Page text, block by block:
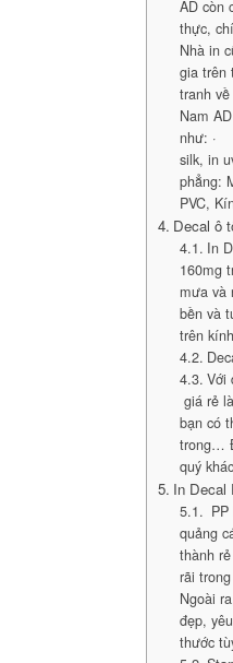
AD còn
thực,
Nhà in
gia trên
tranh
Nam
như: ·
silk, in
phẳng:
PVC,
Decal ô
In
160mg
mưa và
bền và
trên
Với
giá rẻ
bạn có
trong…
quý
In Decal
quảng
thành
rãi
Ngoài
đẹp,
thước